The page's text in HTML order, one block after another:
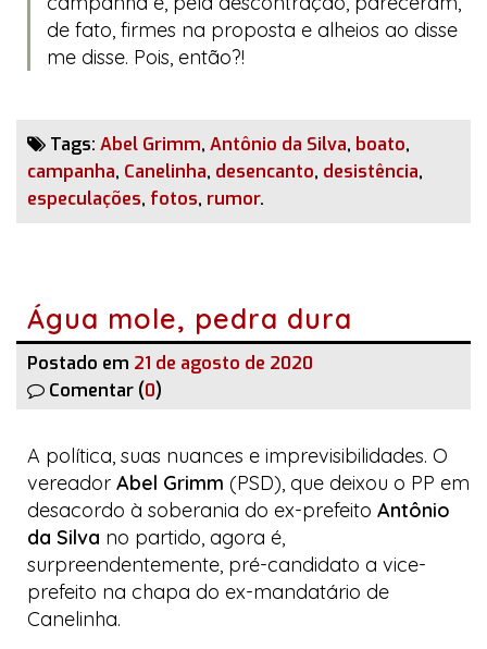
de fato, firmes na proposta e alheios ao disse
me disse. Pois, então?!
Tags: Abel Grimm, Antônio da Silva, boato,
campanha, Canelinha, desencanto, desistência,
especulações, fotos, rumor.
Água mole, pedra dura
Postado em 21 de agosto de 2020
Comentar (0)
A política, suas nuances e imprevisibilidades. O
vereador Abel Grimm (PSD), que deixou o PP em
desacordo à soberania do ex-prefeito Antônio
da Silva no partido, agora é,
surpreendentemente, pré-candidato a vice-
prefeito na chapa do ex-mandatário de
Canelinha.